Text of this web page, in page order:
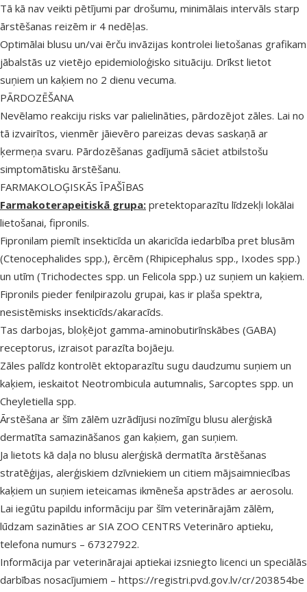
Tā kā nav veikti pētījumi par drošumu, minimālais intervāls starp
ārstēšanas reizēm ir 4 nedēļas.
Optimālai blusu un/vai ērču invāzijas kontrolei lietošanas grafikam
jābalstās uz vietējo epidemioloģisko situāciju. Drīkst lietot
suņiem un kaķiem no 2 dienu vecuma.
PĀRDOZĒŠANA
Nevēlamo reakciju risks var palielināties, pārdozējot zāles. Lai no
tā izvairītos, vienmēr jāievēro pareizas devas saskaņā ar
ķermeņa svaru. Pārdozēšanas gadījumā sāciet atbilstošu
simptomātisku ārstēšanu.
FARMAKOLOĢISKĀS ĪPAŠĪBAS
Farmakoterapeitiskā grupa: pretektoparazītu līdzekļi lokālai
lietošanai, fipronils.
Fipronilam piemīt insekticīda un akaricīda iedarbība pret blusām
(Ctenocephalides spp.), ērcēm (Rhipicephalus spp., Ixodes spp.)
un utīm (Trichodectes spp. un Felicola spp.) uz suņiem un kaķiem.
Fipronils pieder fenilpirazolu grupai, kas ir plaša spektra,
nesistēmisks insekticīds/akaracīds.
Tas darbojas, bloķējot gamma-aminobutirīnskābes (GABA)
receptorus, izraisot parazīta bojāeju.
Zāles palīdz kontrolēt ektoparazītu sugu daudzumu suņiem un
kaķiem, ieskaitot Neotrombicula autumnalis, Sarcoptes spp. un
Cheyletiella spp.
Ārstēšana ar šīm zālēm uzrādījusi nozīmīgu blusu alerģiskā
dermatīta samazināšanos gan kaķiem, gan suņiem.
Ja lietots kā daļa no blusu alerģiskā dermatīta ārstēšanas
stratēģijas, alerģiskiem dzīvniekiem un citiem mājsaimniecības
kaķiem un suņiem ieteicamas ikmēneša apstrādes ar aerosolu.
Lai iegūtu papildu informāciju par šīm veterinārajām zālēm,
lūdzam sazināties ar SIA ZOO CENTRS Veterināro aptieku,
telefona numurs – 67327922.
Informācija par veterinārajai aptiekai izsniegto licenci un speciālās
darbības nosacījumiem – https://registri.pvd.gov.lv/cr/203854be